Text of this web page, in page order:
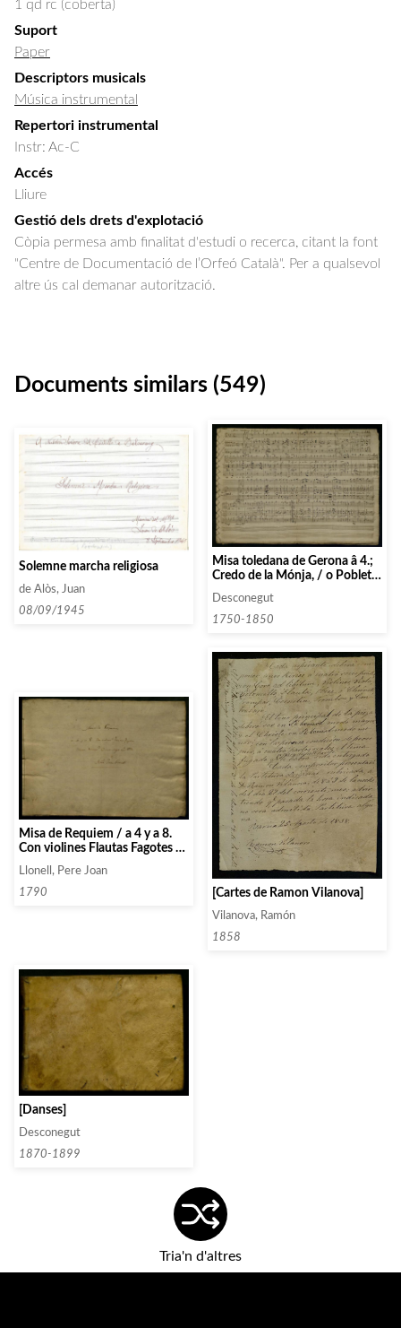
1 qd rc (coberta)
Suport
Paper
Descriptors musicals
Música instrumental
Repertori instrumental
Instr: Ac-C
Accés
Lliure
Gestió dels drets d'explotació
Còpia permesa amb finalitat d'estudi o recerca, citant la font
"Centre de Documentació de l’Orfeó Català". Per a qualsevol
altre ús cal demanar autorització.
Documents similars (549)
Solemne marcha religiosa
de Alòs, Juan
08/09/1945
Misa toledana de Gerona â 4.;
Credo de la Mónja, / o Pobleta
Desconegut
1750-1850
Misa de Requiem / a 4 y a 8.
Con violines Flautas Fagotes /
oboes trampto. Contrabajo
año 1790 / Mtro Juan Llonell
Llonell, Pere Joan
1790
[Cartes de Ramon Vilanova]
Vilanova, Ramón
1858
[Danses]
Desconegut
1870-1899
Tria'n d'altres